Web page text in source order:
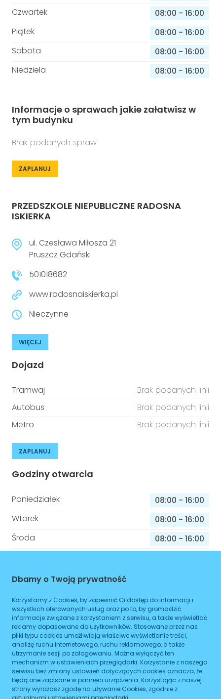
Czwartek
08:00 - 16:00
Piątek
08:00 - 16:00
Sobota
08:00 - 16:00
Niedziela
08:00 - 16:00
Informacje o sprawach jakie załatwisz w
tym budynku
Brak podanych spraw
ZAPLANUJ
PRZEDSZKOLE NIEPUBLICZNE RADOSNA
ISKIERKA
ul. Czesława Miłosza 21
Pruszcz Gdański
501018682
www.radosnaiskierka.pl
Nieczynne
WIĘCEJ
Dojazd
Tramwaj
Brak podanych linii
Autobus
Brak podanych linii
Metro
Brak podanych linii
ZAPLANUJ
Godziny otwarcia
Poniedziałek 08:00 - 16:00
Wtorek
08:00 - 16:00
Środa
08:00 - 16:00
Piątek
Sobota
08:00 -16:00
Niedziela
08:00-16:00
Informacje o sprawach jakie załatwisz w
tym budynku
Brak podanych spraw
Dbamy o Twoją prywatność
Korzystamy z Cookies, by zapewnić Ci dostęp do informacji i
wszystkich oferowanych usług oraz po to, by gromadzić
informacje związane z korzystaniem z serwisu, a także wyświetlać
reklamy dopasowane do użytkowników. Stosowane przez nas
pliki typu cookies umożliwiają właściwe wyświetlanie treści,
analizę ruchu internetowego, ruchu reklamowego, a także
utrzymanie sesji po zalogowaniu. Można wyłączyć ten
mechanizm w ustawieniach przeglądarki. Korzystanie z naszego
serwisu bez zmiany ustawień dotyczących cookies oznacza, że
będą one zapisane w pamięci urządzenia. Korzystając z naszej
strony wyrażasz zgodę na używanie Cookies, zgodnie z